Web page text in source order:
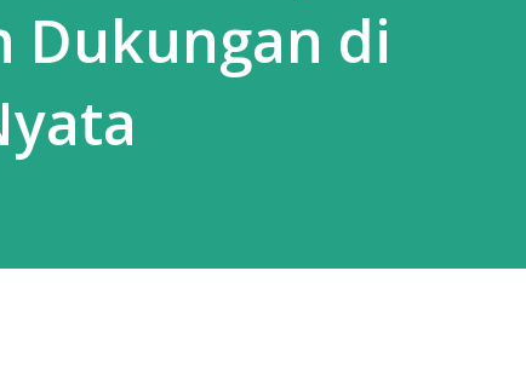
Dukungan di